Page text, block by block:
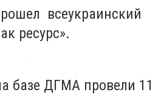
всеукраинский
ресурс».
базе ДГМА провели 11